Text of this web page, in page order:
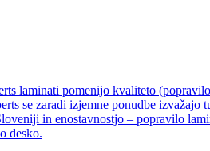
laminati pomenijo kvaliteto
se zaradi izjemne ponudbe
in enostavnostjo – popravilo
desko.